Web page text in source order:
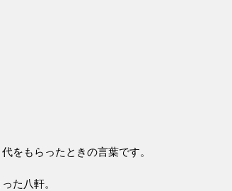
をもらったときの言葉です。
た八軒。